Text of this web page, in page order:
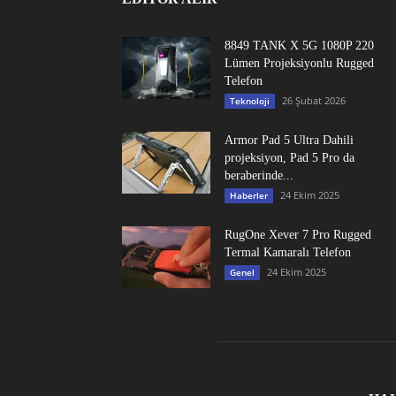
8849 TANK X 5G 1080P 220
Lümen Projeksiyonlu Rugged
Telefon
Teknoloji 26 Şubat 2026
Armor Pad 5 Ultra Dahili
projeksiyon, Pad 5 Pro da
beraberinde...
Haberler 24 Ekim 2025
RugOne Xever 7 Pro Rugged
Termal Kamaralı Telefon
Genel 24 Ekim 2025